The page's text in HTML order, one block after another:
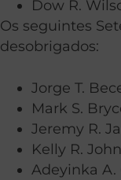
Dow R.
Os seguintes
desobrigados:
Jorge T.
Mark S.
Jeremy R.
Kelly R.
Adeyinka A.